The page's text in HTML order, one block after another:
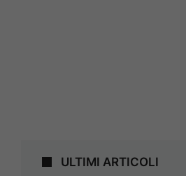
ULTIMI ARTICOLI